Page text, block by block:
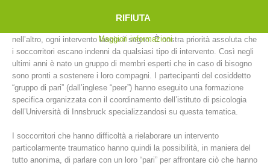
svolgano la loro attività come degli automi dimenticando le situazioni
nell’altro, ogni intervento lascia il segno. È nostra priorità assoluta che
i soccorritori escano indenni da qualsiasi tipo di intervento. Così negli
ultimi anni è nato un gruppo di membri esperti che in caso di bisogno
sono pronti a sostenere i loro compagni. I partecipanti del cosiddetto
“gruppo di pari” (dall’inglese “peer”) hanno eseguito una formazione
specifica organizzata con il coordinamento dell’istituto di psicologia
dell’Università di Innsbruck specializzandosi su questa tematica.
I soccorritori che hanno difficoltà a rielaborare un intervento
particolarmente traumatico hanno quindi la possibilità, in maniera del
tutto anonima, di parlare con un loro “pari” per affrontare ciò che hanno
RIFIUTA
Maggiori informazioni